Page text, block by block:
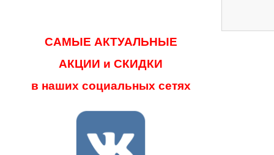
САМЫЕ АКТУАЛЬНЫЕ
АКЦИИ и СКИДКИ
в наших социальных сетях